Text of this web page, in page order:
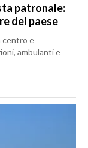
patronale:
del paese
centro e
ambulanti e